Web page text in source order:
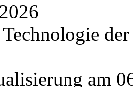
Technologie
am